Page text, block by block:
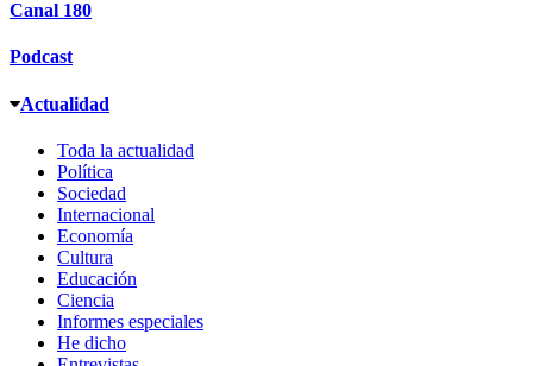
Canal 180
Podcast
Actualidad
Toda la actualidad
Política
Sociedad
Internacional
Economía
Cultura
Educación
Ciencia
Informes especiales
He dicho